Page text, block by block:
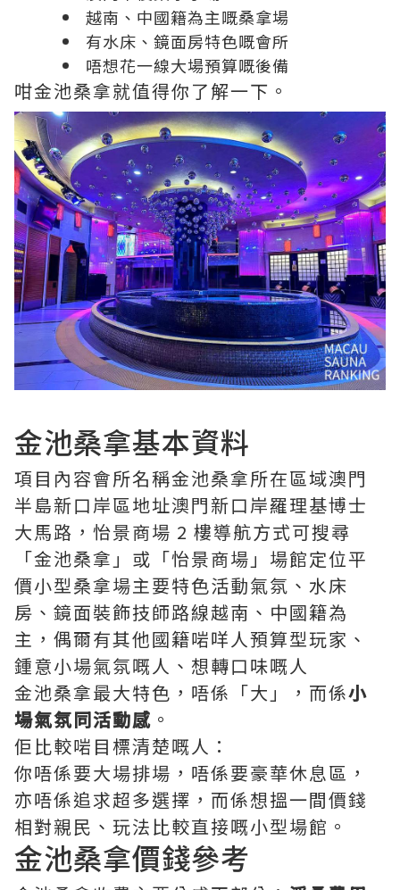
越南、中國籍為主嘅桑拿場
有水床、鏡面房特色嘅會所
唔想花一線大場預算嘅後備
咁金池桑拿就值得你了解一下。
金池桑拿基本資料
項目內容會所名稱金池桑拿所在區域澳門
半島新口岸區地址澳門新口岸羅理基博士
大馬路，怡景商場 2 樓導航方式可搜尋
「金池桑拿」或「怡景商場」場館定位平
價小型桑拿場主要特色活動氣氛、水床
房、鏡面裝飾技師路線越南、中國籍為
主，偶爾有其他國籍啱咩人預算型玩家、
鍾意小場氣氛嘅人、想轉口味嘅人
金池桑拿最大特色，唔係「大」，而係小
場氣氛同活動感 。
佢比較啱目標清楚嘅人：
你唔係要大場排場，唔係要豪華休息區，
亦唔係追求超多選擇，而係想搵一間價錢
相對親民、玩法比較直接嘅小型場館。
金池桑拿價錢參考